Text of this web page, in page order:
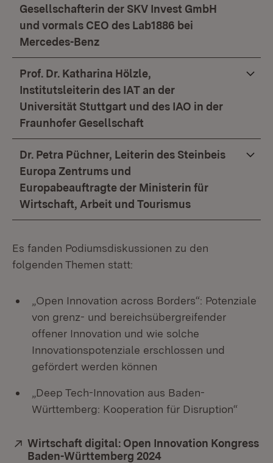
Gesellschafterin der SKV Invest GmbH
und vormals CEO des Lab1886 bei
Mercedes-Benz
Prof. Dr. Katharina Hölzle,
Institutsleiterin des IAT an der
Universität Stuttgart und des IAO in der
Fraunhofer Gesellschaft
Dr. Petra Püchner, Leiterin des Steinbeis
Europa Zentrums und
Europabeauftragte der Ministerin für
Wirtschaft, Arbeit und Tourismus
Es fanden Podiumsdiskussionen zu den
folgenden Themen statt:
„Open Innovation across Borders“: Potenziale
von grenz- und bereichsübergreifender
offener Innovation und wie solche
Innovationspotenziale erschlossen und
gefördert werden können
„Deep Tech-Innovation aus Baden-
Württemberg: Kooperation für Disruption“
Extern:
Wirtschaft digital: Open Innovation Kongress
Baden-Württemberg 2024